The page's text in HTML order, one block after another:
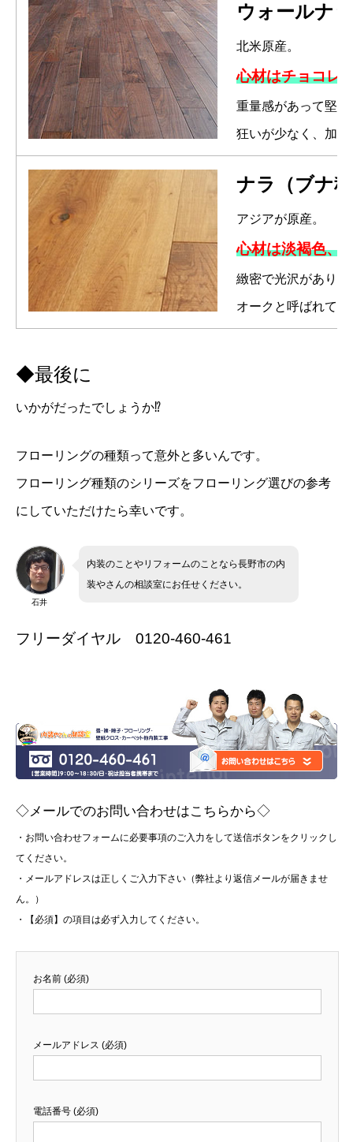
ウォールナ
北米原産。
心材はチョコレ
重量感があって堅
狂いが少なく、加
ナラ（ブナ
アジアが原産。
心材は淡褐色、
緻密で光沢があり
オークと呼ばれて
◆最後に
いかがだったでしょうか⁉
フローリングの種類って意外と多いんです。
フローリング種類のシリーズをフローリング選びの参考
にしていただけたら幸いです。
石井
内装のことやリフォームのことなら長野市の内
装やさんの相談室にお任せください。
フリーダイヤル 0120-460-461
◇メールでのお問い合わせはこちらから◇
・お問い合わせフォームに必要事項のご入力をして送信ボタンをクリックし
てください。
・メールアドレスは正しくご入力下さい（弊社より返信メールが届きませ
ん。）
・【必須】の項目は必ず入力してください。
お名前 (必須)
メールアドレス (必須)
電話番号 (必須)